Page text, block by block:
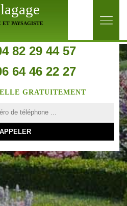
PAYSAGISTE
82 29 44 57
64 46 22 27
GRATUITEMENT